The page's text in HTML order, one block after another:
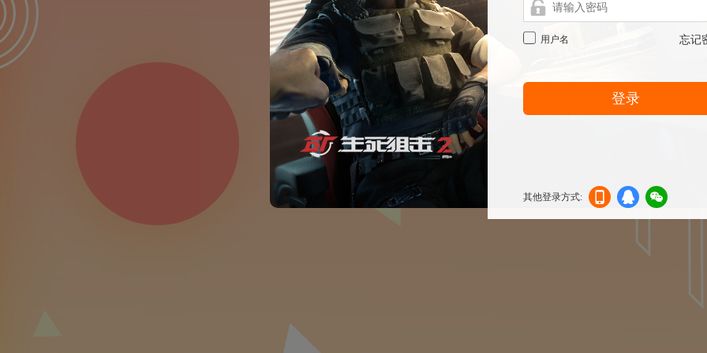
用户名 忘记
登录
其他登录方式:
机登
登录
信登